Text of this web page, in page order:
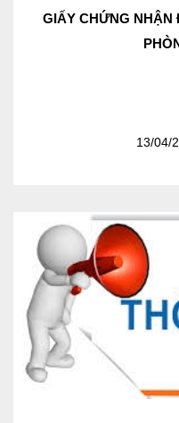
GIẤY CHỨNG
13/04/